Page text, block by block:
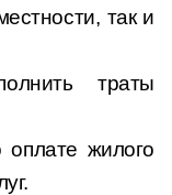
так и
траты
жилого